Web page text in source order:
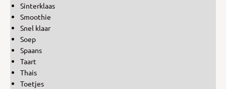
Sinterklaas
Smoothie
Snel klaar
Soep
Spaans
Taart
Thais
Toetjes